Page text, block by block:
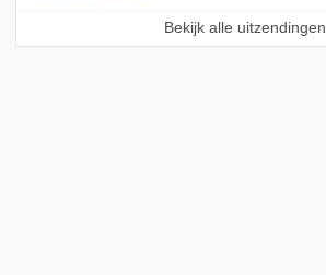
Bekijk alle uitzendingen